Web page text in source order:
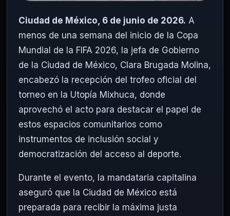
Ciudad de México, 6 de junio de 2026. A
menos de una semana del inicio de la Copa
Mundial de la FIFA 2026, la jefa de Gobierno
de la Ciudad de México, Clara Brugada Molina,
encabezó la recepción del trofeo oficial del
torneo en la Utopía Mixhuca, donde
aprovechó el acto para destacar el papel de
estos espacios comunitarios como
instrumentos de inclusión social y
democratización del acceso al deporte.
Durante el evento, la mandataria capitalina
aseguró que la Ciudad de México está
preparada para recibir la máxima justa